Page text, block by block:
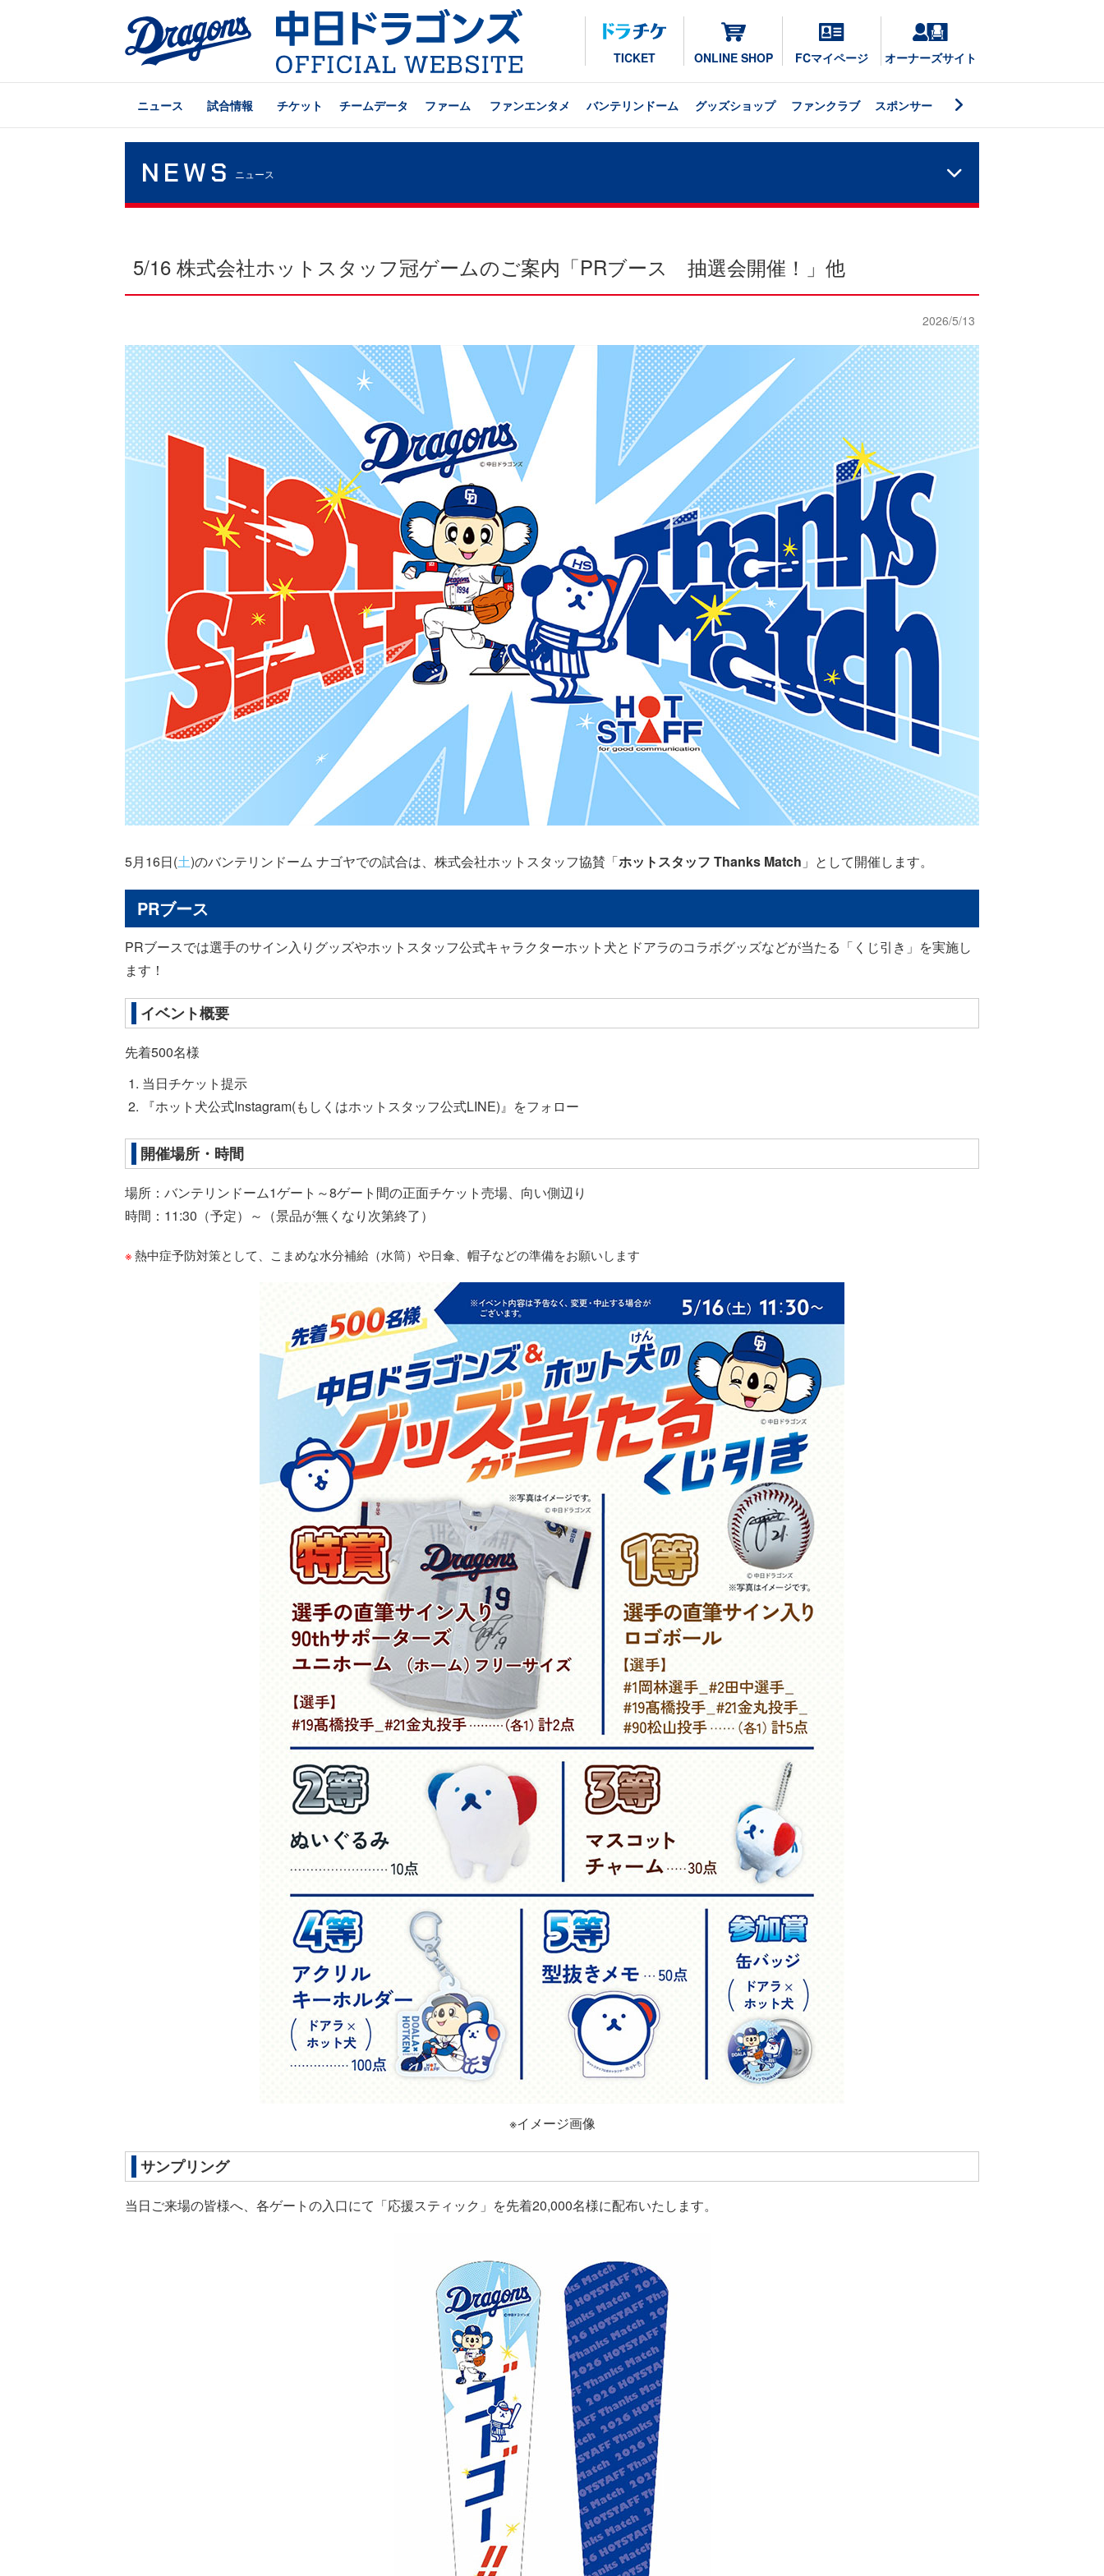
TICKET ONLINE SHOP FCマイページ オーナーズサイト
ニュース 試合情報 チケット チームデータ ファーム ファンエンタメ バンテリンドーム グッズショップ ファンクラブ スポンサー
NEWS ニュース
5/16 株式会社ホットスタッフ冠ゲームのご案内「PRブース 抽選会開催！」他
2026/5/13
5月16日(土)のバンテリンドーム ナゴヤでの試合は、株式会社ホットスタッフ協賛「ホットスタッフ Thanks Match 」として開催します。
PRブース
PRブースでは選手のサイン入りグッズやホットスタッフ公式キャラクターホット犬とドアラのコラボグッズなどが当たる「くじ引き」を実施し
ます！
イベント概要
先着500名様
当日チケット提示
『ホット犬公式Instagram(もしくはホットスタッフ公式LINE)』をフォロー
開催場所・時間
場所：バンテリンドーム1ゲート～8ゲート間の正面チケット売場、向い側辺り
時間：11:30（予定）～（景品が無くなり次第終了）
熱中症予防対策として、こまめな水分補給（水筒）や日傘、帽子などの準備をお願いします
※イメージ画像
サンプリング
当日ご来場の皆様へ、各ゲートの入口にて「応援スティック」を先着20,000名様に配布いたします。